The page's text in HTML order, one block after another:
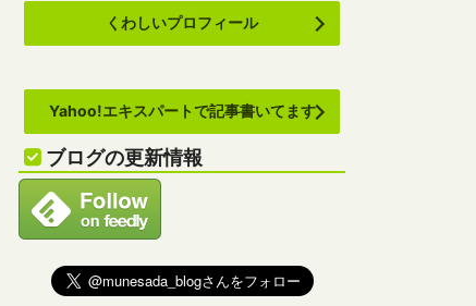
くわしいプロフィール
Yahoo!エキスパートで記事書いてます
ブログの更新情報